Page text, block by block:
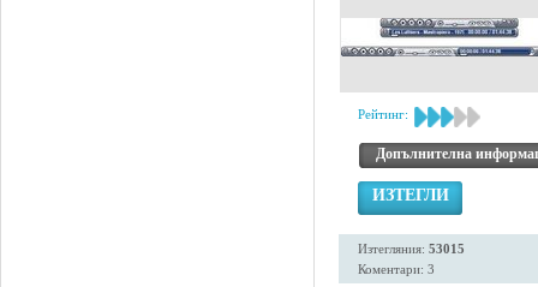
Рейтинг:
Допълнителна
ИЗТЕГЛИ
Изтегляния: 53015
Коментари: 3